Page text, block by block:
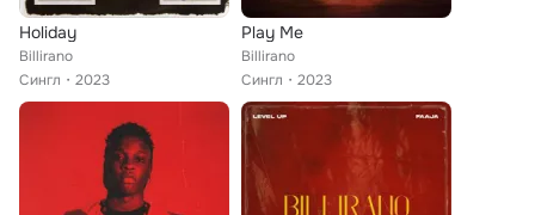
Holiday
Billirano
Сингл
2023
Play Me
Billirano
Сингл
2023